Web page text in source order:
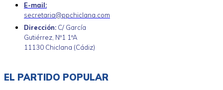
E-mail:
secretaria@ppchiclana.com
Dirección: C/ García
Gutiérrez, Nº1 1ºA
11130 Chiclana (Cádiz)
EL PARTIDO POPULAR